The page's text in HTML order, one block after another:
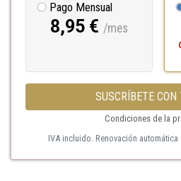
Pago Mensual
8,95 € /mes
SUSCRÍBETE CON
Condiciones de la
IVA incluido. Renovación